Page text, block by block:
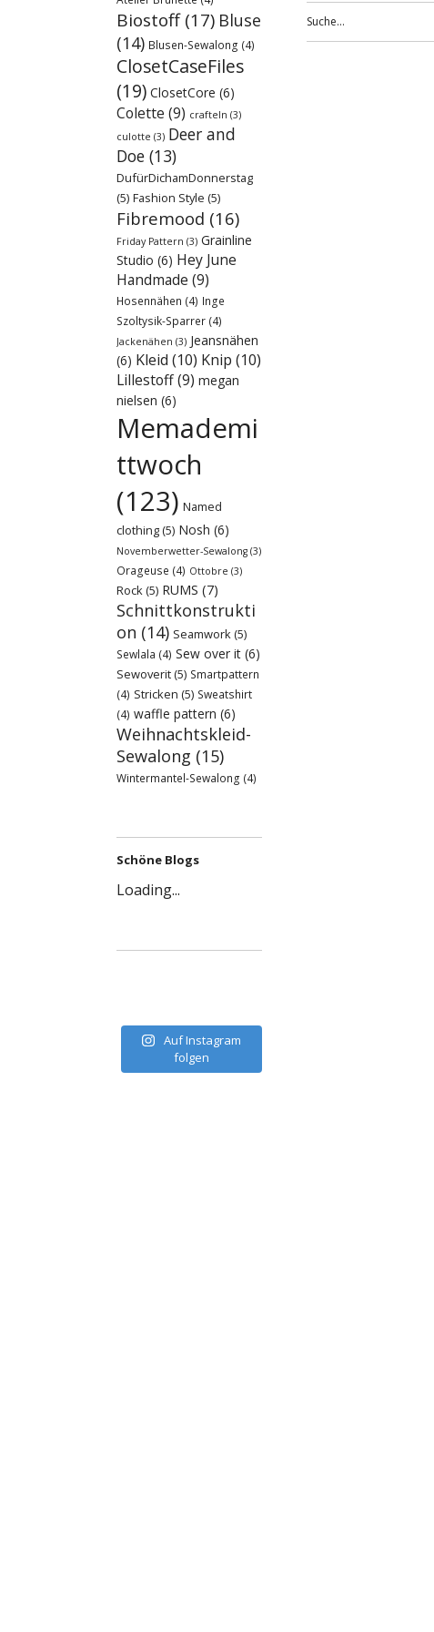
Biostoff(17) Bluse
(14) Blusen-Sewalong (4)
ClosetCaseFiles
(19) ClosetCore (6)
Colette (9) crafteln (3)
culotte (3) Deer and
Doe (13)
DufürDichamDonnerstag
(5) Fashion Style (5)
Fibremood (16)
Friday Pattern (3) Grainline
Studio (6) Hey June
Handmade (9)
Hosennähen (4) Inge
Szoltysik-Sparrer (4)
Jackenähen (3) Jeansnähen
(6) Kleid (10) Knip (10)
Lillestoff(9) megan
nielsen (6)
Memademi
ttwoch
(123) Named
clothing (5) Nosh (6)
Novemberwetter-Sewalong (3)
Orageuse (4) Ottobre (3)
Rock (5) RUMS (7)
Schnittkonstrukti
on (14) Seamwork (5)
Sewlala (4) Sew over it (6)
Sewoverit (5) Smartpattern
(4) Stricken (5) Sweatshirt
(4) waffle pattern (6)
Weihnachtskleid-
Sewalong (15)
Wintermantel-Sewalong (4)
Schöne Blogs
Loading...
Auf Instagram
folgen